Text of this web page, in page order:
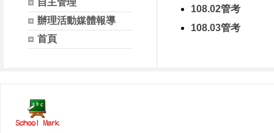
自主管理
辦理活動媒體報導
首頁
108.02管考
108.03管考